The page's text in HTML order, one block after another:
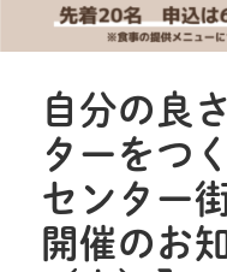
自分の良
ターをつ
センター
開催のお